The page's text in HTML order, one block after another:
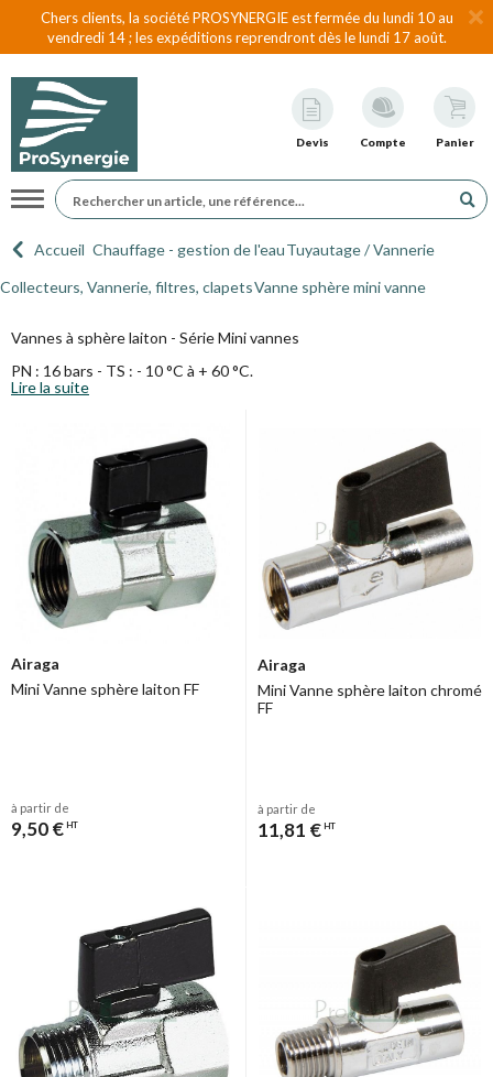
Chers clients, la société PROSYNERGIE est fermée du lundi 10 au
vendredi 14 ; les expéditions reprendront dès le lundi 17 août.
Devis Compte Panier
Navigation
Accueil Chauffage - gestion de l'eauTuyautage / Vannerie
Collecteurs, Vannerie, filtres, clapetsVanne sphère mini vanne
Vannes à sphère laiton - Série Mini vannes
PN : 16 bars - TS : - 10 °C à + 60 °C.
Modèles 553/554 : corps laiton nickelé, manette aluminium papillon
Modèles 691/692/693 : corps laiton chromé, manette plastique
noire.
Lire la suite
Airaga
Mini Vanne sphère laiton FF
à partir de
9,50 € HT
Airaga
Mini Vanne sphère laiton chromé
FF
à partir de
11,81 € HT